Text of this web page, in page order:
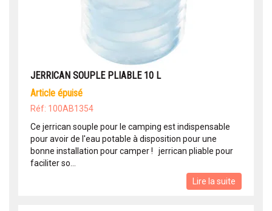
JERRICAN SOUPLE PLIABLE 10 L
article épuisé
Réf: 100AB1354
Ce jerrican souple pour le camping est indispensable
pour avoir de l'eau potable à disposition pour une
bonne installation pour camper ! jerrican pliable pour
faciliter so...
Lire la suite